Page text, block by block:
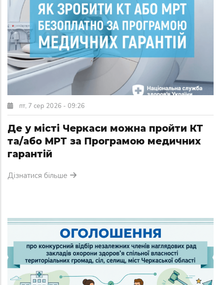
пт, 7 сер 2026 - 09:26
Де у місті Черкаси можна пройти КТ
та/або МРТ за Програмою медичних
гарантій
Дізнатися більше